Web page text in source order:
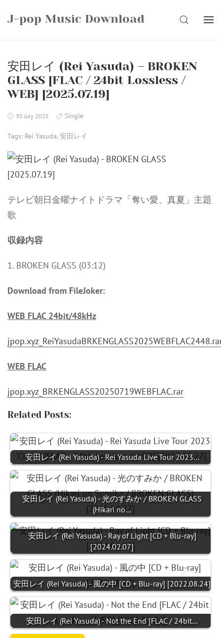
J-pop Music Download SEARCH
安田レイ (Rei Yasuda) – BROKEN
GLASS [FLAC / 24bit Lossless /
WEB] [2025.07.19]
30 July 2025 Single
Tags: Rei Yasuda,安田レイ
テレビ朝日金曜ナイトドラマ「奪い愛、真夏」主題
歌
収録内容
1. BROKEN GLASS (03:12)
Download from FileJoker:
WEB FLAC 24bit/48kHz
WEB FLAC
jpop.xyz_BRKENGLASS20250719WEBFLAC.rar
Related Posts:
安田レイ (Rei Yasuda) - Rei Yasuda Live Tour 2023…
安田レイ (Rei Yasuda) - 光のすみか / BROKEN GLASS
(Hikari no…
安田レイ (Rei Yasuda) - Ray of Light [CD + Blu-ray]
[2024.02.07]
安田レイ (Rei Yasuda) - 風の中 [CD + Blu-ray] [2022.08.24]
安田レイ (Rei Yasuda) - Not the End [FLAC / 24bit…